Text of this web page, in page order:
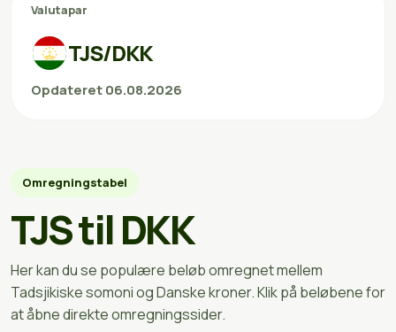
Valutapar
TJS/DKK
Opdateret 06.08.2026
Omregningstabel
TJS til DKK
Her kan du se populære beløb omregnet mellem
Tadsjikiske somoni og Danske kroner. Klik på beløbene for
at åbne direkte omregningssider.